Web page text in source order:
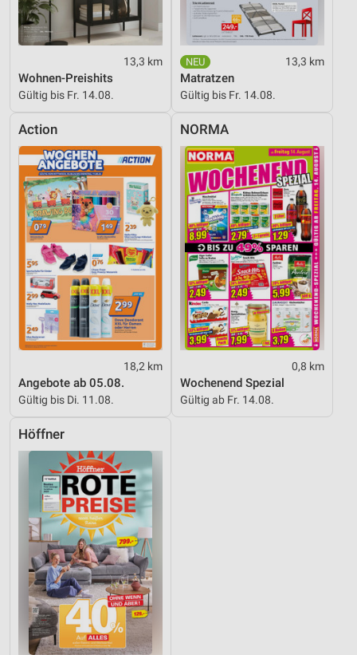
13,3 km
Wohnen-Preishits
Gültig bis Fr. 14.08.
13,3 km
Matratzen
Gültig bis Fr. 14.08.
Action
18,2 km
Angebote ab 05.08.
Gültig bis Di. 11.08.
NORMA
0,8 km
Wochenend Spezial
Gültig ab Fr. 14.08.
Höffner
Funktional